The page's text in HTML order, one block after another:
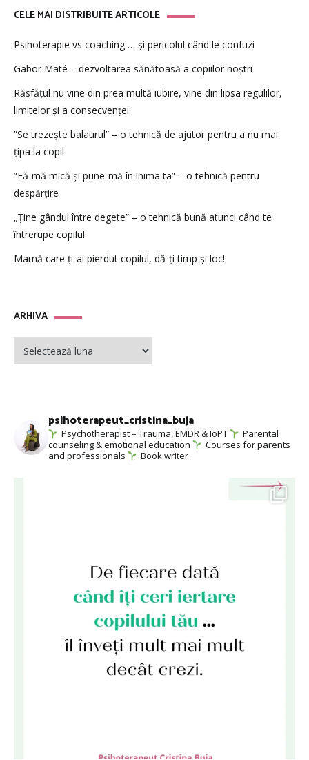
CELE MAI DISTRIBUITE ARTICOLE
Psihoterapie vs coaching … și pericolul când le confuzi
Gabor Maté – dezvoltarea sănătoasă a copiilor noștri
Răsfățul nu vine din prea multă iubire, vine din lipsa regulilor,
limitelor și a consecvenței
”Se trezește balaurul” – o tehnică de ajutor pentru a nu mai
țipa la copil
”Fă-mă mică și pune-mă în inima ta” – o tehnică pentru
despărțire
„Ține gândul între degete” – o tehnică bună atunci când te
întrerupe copilul
Mamă care ți-ai pierdut copilul, dă-ți timp și loc!
ARHIVAARHIVA
psihoterapeut_cristina_buja
Psychotherapist – Trauma, EMDR & IoPT
Parental
counseling & emotional education
Courses for parents
and professionals
Book writer